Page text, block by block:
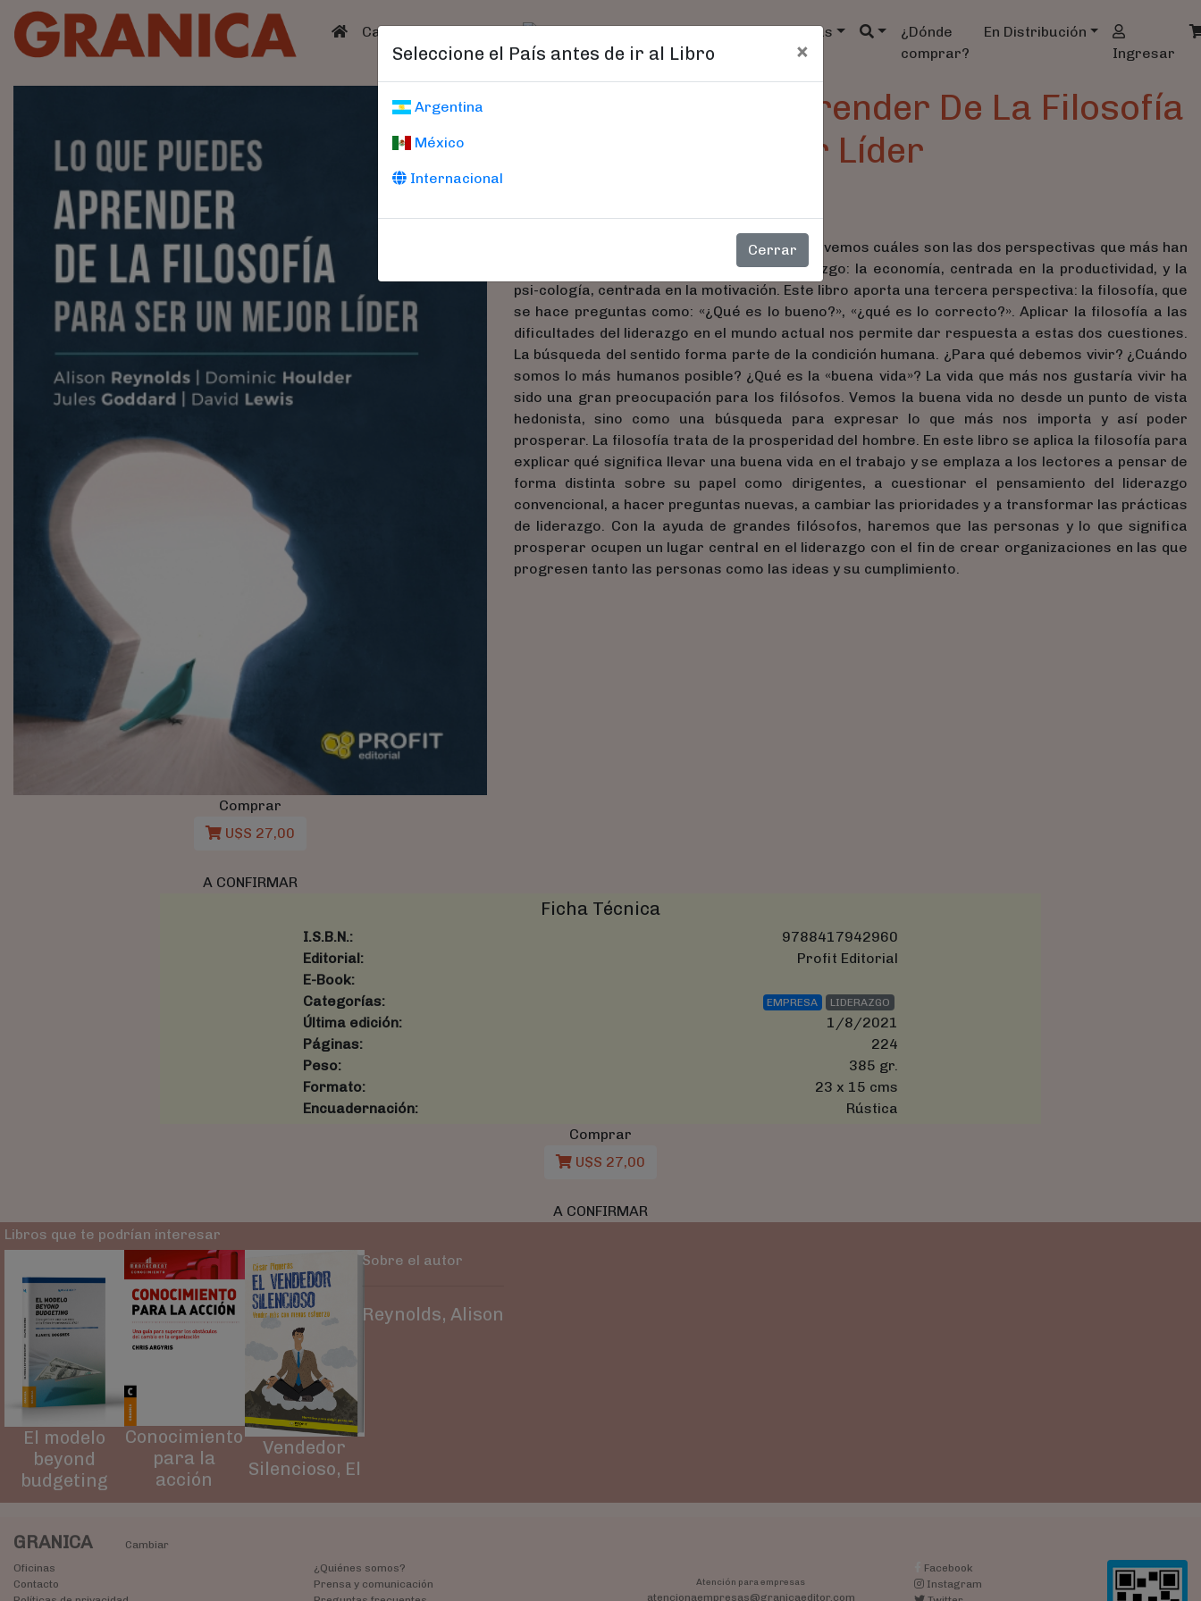
(current)
Catálogo Catálogo Agendas
¿Dónde
comprar?
En Distribución
Ingresar
Seleccione el País antes de ir al Libro ×
Argentina
México
Internacional
Cerrar
Comprar
U$S 27,00
A CONFIRMAR
Lo Que Puedes Aprender De La Filosofía
Para Ser Un Mejor Líder
Si echamos un vistazo a la historia reciente, vemos cuáles son las dos perspectivas que más han
conformado nuestras ideas sobre el liderazgo: la economía, centrada en la productividad, y la
psi-cología, centrada en la motivación. Este libro aporta una tercera perspectiva: la filosofía, que
se hace preguntas como: «¿Qué es lo bueno?», «¿qué es lo correcto?». Aplicar la filosofía a las
dificultades del liderazgo en el mundo actual nos permite dar respuesta a estas dos cuestiones.
La búsqueda del sentido forma parte de la condición humana. ¿Para qué debemos vivir? ¿Cuándo
somos lo más humanos posible? ¿Qué es la «buena vida»? La vida que más nos gustaría vivir ha
sido una gran preocupación para los filósofos. Vemos la buena vida no desde un punto de vista
hedonista, sino como una búsqueda para expresar lo que más nos importa y así poder
prosperar. La filosofía trata de la prosperidad del hombre. En este libro se aplica la filosofía para
explicar qué significa llevar una buena vida en el trabajo y se emplaza a los lectores a pensar de
forma distinta sobre su papel como dirigentes, a cuestionar el pensamiento del liderazgo
convencional, a hacer preguntas nuevas, a cambiar las prioridades y a transformar las prácticas
de liderazgo. Con la ayuda de grandes filósofos, haremos que las personas y lo que significa
prosperar ocupen un lugar central en el liderazgo con el fin de crear organizaciones en las que
progresen tanto las personas como las ideas y su cumplimiento.
Ficha Técnica
I.S.B.N.:
9788417942960
Editorial:
Profit Editorial
E-Book:
Categorías:
EMPRESA LIDERAZGO
Última edición:
1/8/2021
Páginas:
224
Peso:
385 gr.
Formato:
23 x 15 cms
Encuadernación:
Rústica
Comprar
U$S 27,00
A CONFIRMAR
Libros que te podrían interesar
El modelo
beyond
budgeting
Conocimiento
para la
acción
Vendedor
Silencioso, El
Sobre el autor
Reynolds, Alison
GRANICA
Cambiar
Oficinas
Contacto
¿Quiénes somos?
Prensa y comunicación
Atención para empresas
atencionaempresas@granicaeditor.com
Facebook
Instagram